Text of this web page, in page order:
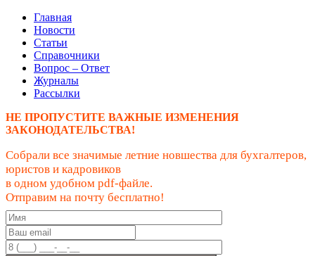
Главная
Новости
Статьи
Справочники
Вопрос – Ответ
Журналы
Рассылки
НЕ ПРОПУСТИТЕ ВАЖНЫЕ ИЗМЕНЕНИЯ
ЗАКОНОДАТЕЛЬСТВА!
Собрали все значимые летние новшества для бухгалтеров,
юристов и кадровиков
в одном удобном pdf-файле.
Отправим на почту бесплатно!